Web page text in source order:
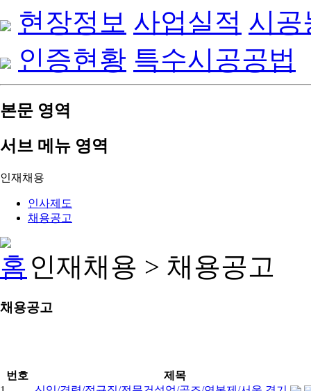
현장정보 사업실적 시공
인증현황 특수시공공법
본문 영역
서브 메뉴 영역
인재채용
인사제도
채용공고
인재채용 > 채용공고
채용공고
번호
제목